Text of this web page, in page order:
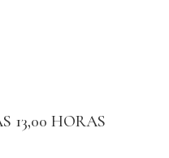
13,00 HORAS